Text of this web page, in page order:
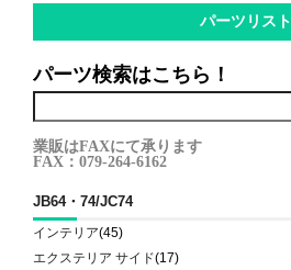
パーツリスト
パーツ検索はこちら！
業販はFAXにて承ります
FAX：079-264-6162
JB64・74/JC74
インテリア(45)
エクステリア サイド(17)